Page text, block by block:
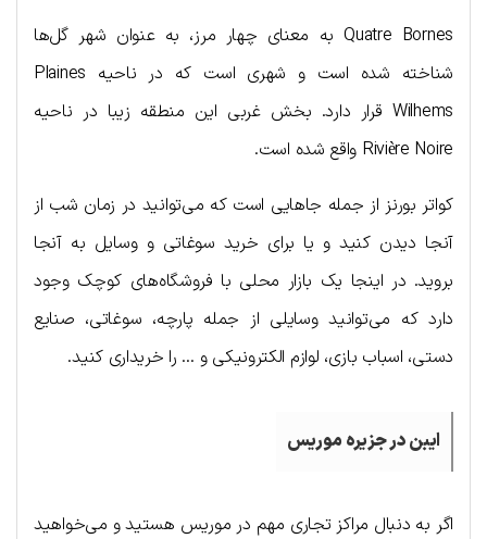
Quatre Bornes به معنای چهار مرز، به عنوان شهر گل‌ها
شناخته شده است و شهری است که در ناحیه Plaines
Wilhems قرار دارد. بخش غربی این منطقه زیبا در ناحیه
Rivière Noire واقع شده است.
کواتر بورنز از جمله جاهایی است که می‌توانید در زمان شب از
آنجا دیدن کنید و یا برای خرید سوغاتی و وسایل به آنجا
بروید. در اینجا یک بازار محلی با فروشگاه‌های کوچک وجود
دارد که می‌توانید وسایلی از جمله پارچه، سوغاتی، صنایع
دستی، اسباب بازی، لوازم الکترونیکی و … را خریداری کنید.
ایبندرجزیره موریس
اگر به دنبال مراکز تجاری مهم در موریس هستید و می‌خواهید